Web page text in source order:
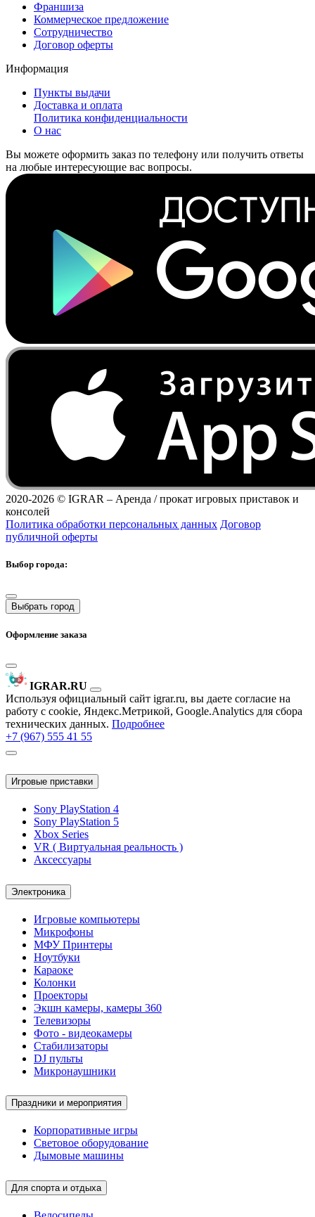
Франшиза
Коммерческое предложение
Сотрудничество
Договор оферты
Информация
Пункты выдачи
Доставка и оплата
Политика конфиденциальности
О нас
Вы можете оформить заказ по телефону или получить ответы
на любые интересующие вас вопросы.
2020-2026 © IGRAR – Аренда / прокат игровых приставок и
консолей
Политика обработки персональных данных Договор
публичной оферты
Выбор города:
Выбрать город
Оформление заказа
IGRAR.RU
Используя официальный сайт igrar.ru, вы даете согласие на
работу с cookie, Яндекс.Метрикой, Google.Analytics для сбора
технических данных. Подробнее
+7 (967) 555 41 55
Игровые приставки
Sony PlayStation 4
Sony PlayStation 5
Xbox Series
VR ( Виртуальная реальность )
Аксессуары
Электроника
Игровые компьютеры
Микрофоны
МФУ Принтеры
Ноутбуки
Караоке
Колонки
Проекторы
Экшн камеры, камеры 360
Телевизоры
Фото - видеокамеры
Стабилизаторы
DJ пульты
Микронаушники
Праздники и мероприятия
Корпоративные игры
Световое оборудование
Дымовые машины
Для спорта и отдыха